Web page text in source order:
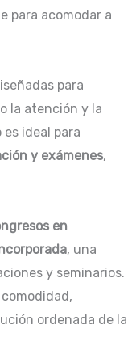
para acomodar a
para
la atención y la
ideal para
y exámenes,
en
, una
y seminarios.
ordenada de la